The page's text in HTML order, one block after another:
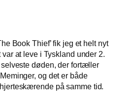
Book Thief’ fik jeg et helt nyt
at leve i Tyskland under 2.
døden, der fortæller
og det er både
på samme tid.